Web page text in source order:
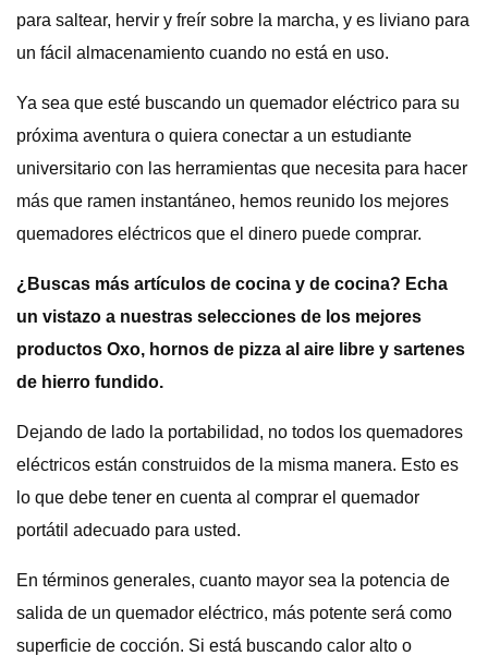
para saltear, hervir y freír sobre la marcha, y es liviano para
un fácil almacenamiento cuando no está en uso.
Ya sea que esté buscando un quemador eléctrico para su
próxima aventura o quiera conectar a un estudiante
universitario con las herramientas que necesita para hacer
más que ramen instantáneo, hemos reunido los mejores
quemadores eléctricos que el dinero puede comprar.
¿Buscas más artículos de cocina y de cocina? Echa
un vistazo a nuestras selecciones de los mejores
productos Oxo, hornos de pizza al aire libre y sartenes
de hierro fundido.
Dejando de lado la portabilidad, no todos los quemadores
eléctricos están construidos de la misma manera. Esto es
lo que debe tener en cuenta al comprar el quemador
portátil adecuado para usted.
En términos generales, cuanto mayor sea la potencia de
salida de un quemador eléctrico, más potente será como
superficie de cocción. Si está buscando calor alto o